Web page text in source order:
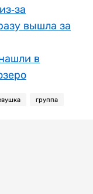
за
вышла за
в
группа